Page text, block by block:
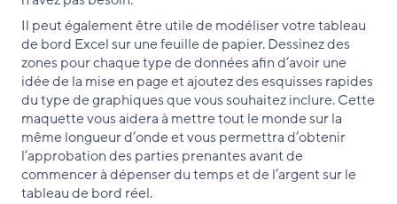
Il peut également être utile de modéliser votre tableau
de bord Excel sur une feuille de papier. Dessinez des
zones pour chaque type de données afin d’avoir une
idée de la mise en page et ajoutez des esquisses rapides
du type de graphiques que vous souhaitez inclure. Cette
maquette vous aidera à mettre tout le monde sur la
même longueur d’onde et vous permettra d’obtenir
l’approbation des parties prenantes avant de
commencer à dépenser du temps et de l’argent sur le
tableau de bord réel.